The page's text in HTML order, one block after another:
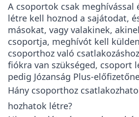
A csoportok csak meghívással
létre kell hoznod a sajátodat,
másokat, vagy valakinek,
csoportja, meghívót kell
csoporthoz való
fiókra van szükséged, csoport
pedig Józanság Plus-
Hány csoporthoz
hozhatok létre?